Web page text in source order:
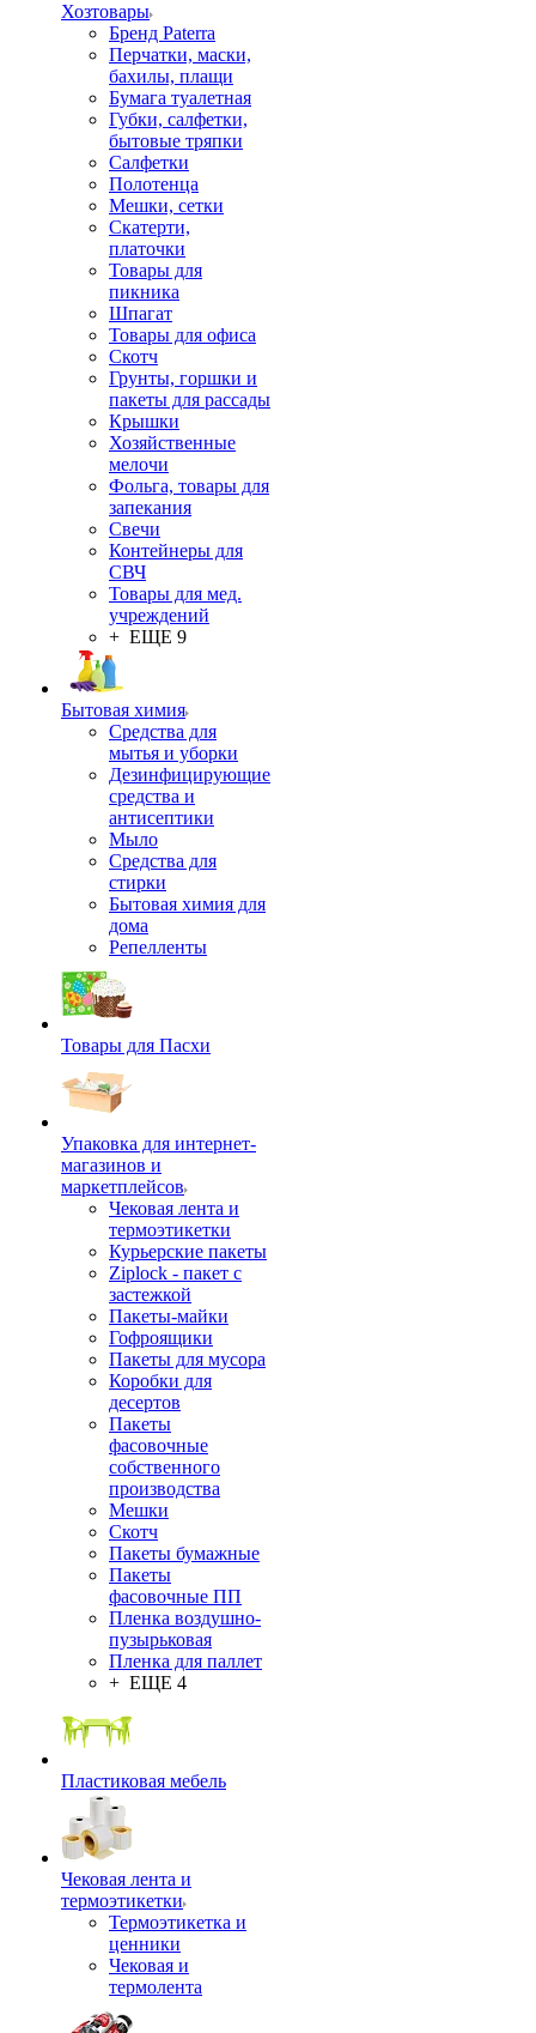
Хозтовары
Бренд Paterra
Перчатки, маски,
бахилы, плащи
Бумага туалетная
Губки, салфетки,
бытовые тряпки
Салфетки
Полотенца
Мешки, сетки
Скатерти,
платочки
Товары для
пикника
Шпагат
Товары для офиса
Скотч
Грунты, горшки и
пакеты для рассады
Крышки
Хозяйственные
мелочи
Фольга, товары для
запекания
Свечи
Контейнеры для
СВЧ
Товары для мед.
учреждений
+ ЕЩЕ 9
Бытовая химия
Средства для
мытья и уборки
Дезинфицирующие
средства и
антисептики
Мыло
Средства для
стирки
Бытовая химия для
дома
Репелленты
Товары для Пасхи
Упаковка для интернет-
магазинов и
маркетплейсов
Чековая лента и
термоэтикетки
Курьерские пакеты
Ziplock - пакет с
застежкой
Пакеты-майки
Гофроящики
Пакеты для мусора
Коробки для
десертов
Пакеты
фасовочные
собственного
производства
Мешки
Скотч
Пакеты бумажные
Пакеты
фасовочные ПП
Пленка воздушно-
пузырьковая
Пленка для паллет
+ ЕЩЕ 4
Пластиковая мебель
Чековая лента и
термоэтикетки
Термоэтикетка и
ценники
Чековая и
термолента